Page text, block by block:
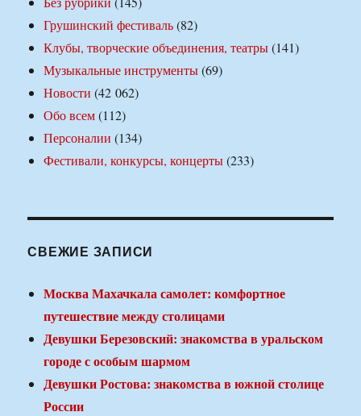
Грушинский фестиваль(82)
Клубы, творческие объединения, театры(141)
Музыкальные инструменты(69)
Новости (42 062)
Обо всем(112)
Персоналии (134)
Фестивали, конкурсы, концерты(233)
СВЕЖИЕ ЗАПИСИ
Москва Махачкала самолет: комфортное
путешествие между столицами
Девушки Березовский: знакомства в уральском
городе с особым шармом
Девушки Ростова: знакомства в южной столице
России